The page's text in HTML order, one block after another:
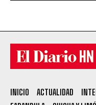
INICIO ACTUALIDAD